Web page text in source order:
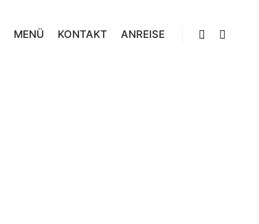
MENÜ KONTAKT ANREISE